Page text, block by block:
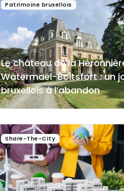
Patrimoine bruxellois
Le château de la
Watermael-Boitsfort : un
bruxellois à l’abandon
Share-The-City